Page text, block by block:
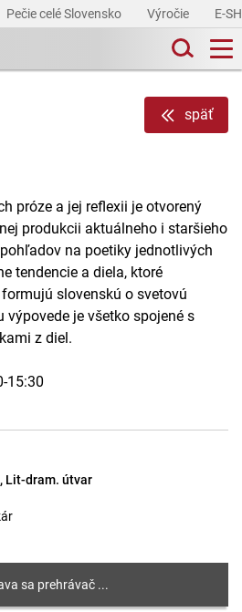
Pečie celé Slovensko Výročie E-
späť
próze a jej reflexii je otvorený
produkcii aktuálneho i staršieho
na poetiky jednotlivých
tendencie a diela, ktoré
slovenskú o svetovú
výpovede je všetko spojené s
z diel.
15:30
Lit-dram. útvar